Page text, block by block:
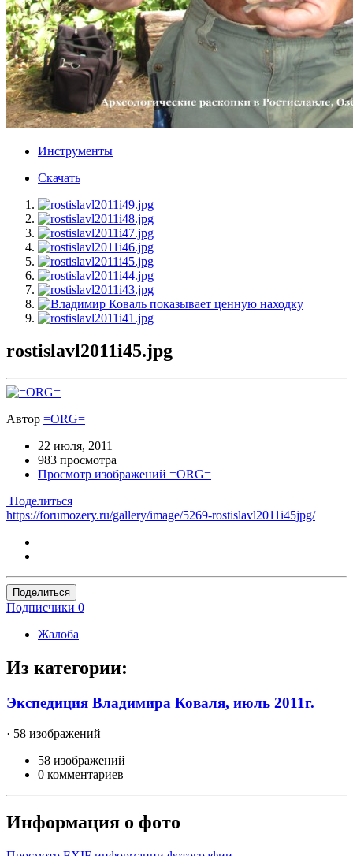
Инструменты
Скачать
rostislavl2011i45.jpg
Автор =ORG=
22 июля, 2011
983 просмотра
Просмотр изображений =ORG=
Поделиться
https://forumozery.ru/gallery/image/5269-rostislavl2011i45jpg/
Поделиться
Подписчики 0
Жалоба
Из категории:
Экспедиция Владимира Коваля, июль 2011г.
· 58 изображений
58 изображений
0 комментариев
Информация о фото